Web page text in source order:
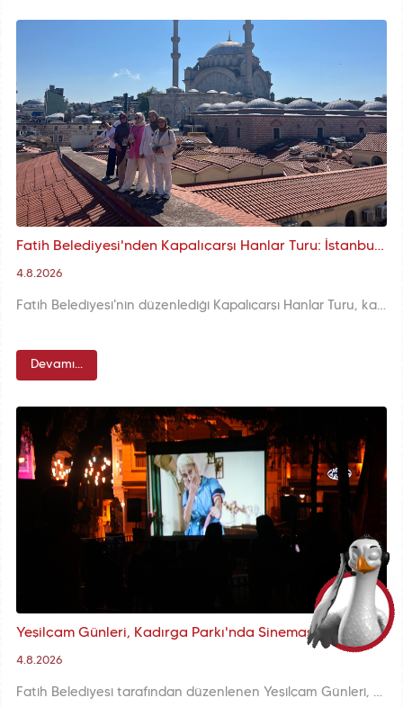
Fatih Belediyesi'nden Kapalıçarşı Hanlar Turu: İstanbul'un Saklı Köşelerinde Tarihî Yolculuk
4.8.2026
Fatih Belediyesi'nin düzenlediği Kapalıçarşı Hanlar Turu, katılımcılara rehber eşliğinde Kapalıçarşı'nın tarihî hanlarını ve dükkanlarını keşfetme fırsatı sunuyor.
Devamı...
Yeşilçam Günleri, Kadırga Parkı'nda Sinemaseverlerle Buluşmaya Devam Ediyor
4.8.2026
Fatih Belediyesi tarafından düzenlenen Yeşilçam Günleri, Kadırga Parkı’nda her akşam İstanbulluları Türk sinemasının unutulmaz filmleriyle buluşturmaya devam ediyor.